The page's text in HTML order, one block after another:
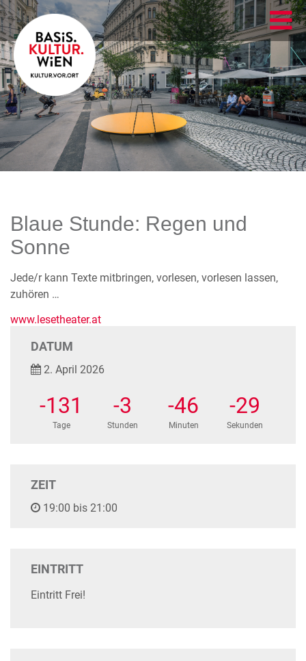
Blaue Stunde: Regen und
Sonne
Jede/r kann Texte mitbringen, vorlesen, vorlesen lassen,
zuhören …
www.lesetheater.at
DATUM
2. April 2026
-131
Tage
-3
Stunden
-46
Minuten
-29
Sekunden
ZEIT
19:00 bis 21:00
EINTRITT
Eintritt Frei!